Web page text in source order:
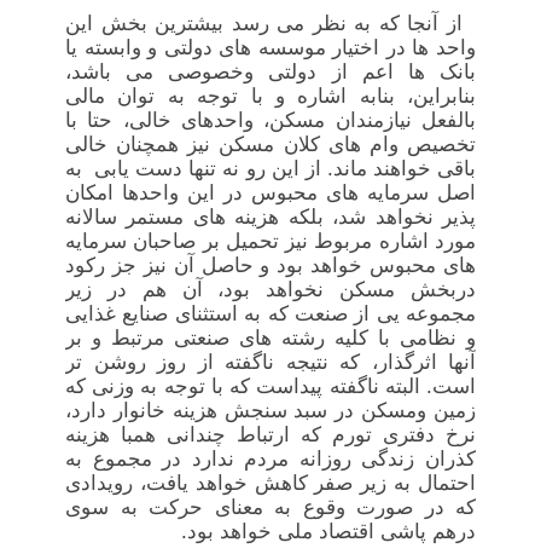
از آنجا که به نظر می رسد بیشترین بخش این
واحد ها در اختیار موسسه های دولتی و وابسته یا
بانک ها اعم از دولتی وخصوصی می باشد،
بنابراین، بنابه اشاره و با توجه به توان مالی
بالفعل نیازمندان مسکن، واحدهای خالی، حتا با
تخصیص وام های کلان مسکن نیز همچنان خالی
باقی خواهند ماند. از این رو نه تنها دست یابی به
اصل سرمایه های محبوس در این واحدها امکان
پذیر نخواهد شد، بلکه هزینه های مستمر سالانه
مورد اشاره مربوط نیز تحمیل بر صاحبان سرمایه
های محبوس خواهد بود و حاصل آن نیز جز رکود
دربخش مسکن نخواهد بود، آن هم در زیر
مجموعه یی از صنعت که به استثنای صنایع غذایی
و نظامی با کلیه رشته های صنعتی مرتبط و بر
آنها اثرگذار، که نتیجه ناگفته از روز روشن تر
است. البته ناگفته پیداست که با توجه به وزنی که
زمین ومسکن در سبد سنجش هزینه خانوار دارد،
نرخ دفتری تورم که ارتباط چندانی همبا هزینه
کذران زندگی روزانه مردم ندارد در مجموع به
احتمال به زیر صفر کاهش خواهد یافت، رویدادی
که در صورت وقوع به معنای حرکت به سوی
درهم پاشی اقتصاد ملی خواهد بود.